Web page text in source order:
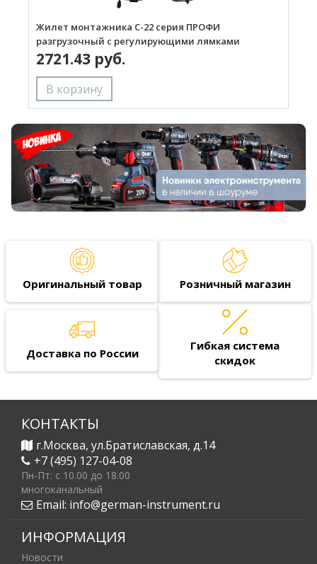
Жилет монтажника С-22 серия ПРОФИ
разгрузочный с регулирующими лямками
2721.43 руб.
Оригинальный товар Розничный магазин
Доставка по России
Гибкая система
скидок
КОНТАКТЫ
г.Москва, ул.Братиславская, д.14
+7 (495) 127-04-08
Пн-Пт: c 10.00 до 18.00
многоканальный
Email: info@german-instrument.ru
ИНФОРМАЦИЯ
Новости